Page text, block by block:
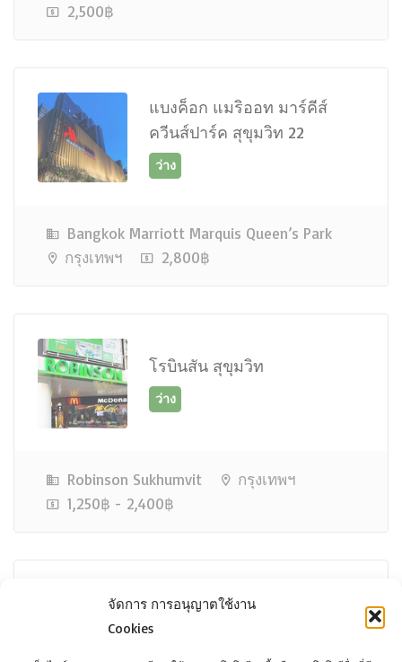
จัดการ การอนุญาตใช้งาน
Cookies
2,500฿
แบงค็อก แมริออท มาร์คีส์
ควีนส์ปาร์ค สุขุมวิท 22
Bangkok Marriott Marquis Queen’s Park
กรุงเทพฯ
2,800฿
โรบินสัน สุขุมวิท
Robinson Sukhumvit
กรุงเทพฯ
1,250฿ - 2,400฿
ดราก้อนทาวน์